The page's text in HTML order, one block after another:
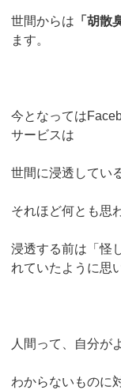
世間からは 「胡散
ます。
今となっては
サービスは
世間に浸透してい
それほど何とも思
浸透する前は「怪
れていたように思
人間って、自分が
わからないものに